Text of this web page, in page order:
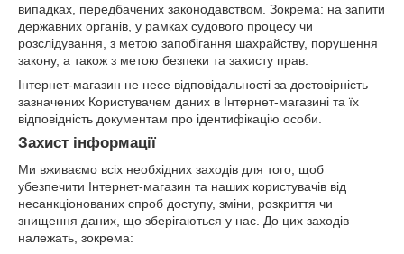
випадках, передбачених законодавством. Зокрема: на запити
державних органів, у рамках судового процесу чи
розслідування, з метою запобігання шахрайству, порушення
закону, а також з метою безпеки та захисту прав.
Інтернет-магазин не несе відповідальності за достовірність
зазначених Користувачем даних в Інтернет-магазині та їх
відповідність документам про ідентифікацію особи.
Захист інформації
Ми вживаємо всіх необхідних заходів для того, щоб
убезпечити Інтернет-магазин та наших користувачів від
несанкціонованих спроб доступу, зміни, розкриття чи
знищення даних, що зберігаються у нас. До цих заходів
належать, зокрема: